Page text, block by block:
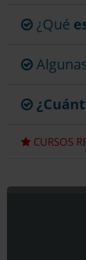
¿Qué
CURSOS